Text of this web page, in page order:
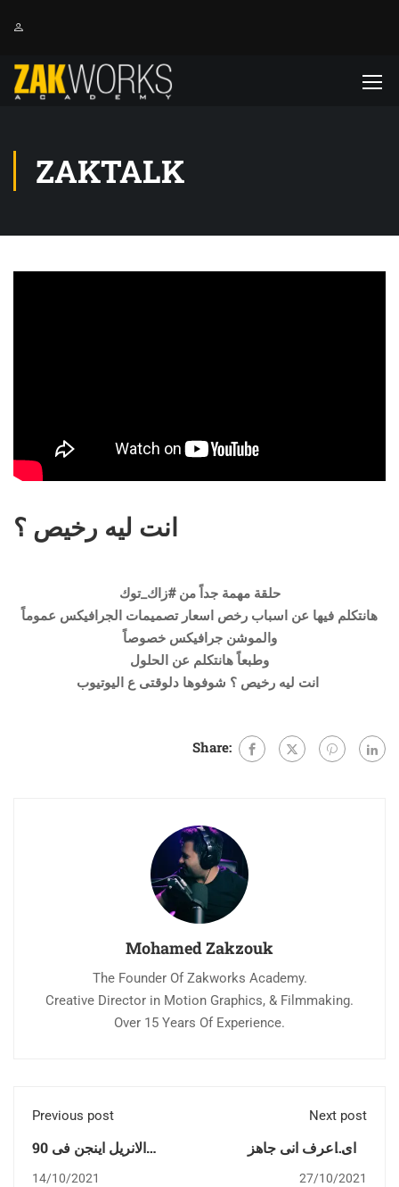
ZAKTALK
انت ليه رخيص ؟
حلقة مهمة جداً من #زاك_توك
هانتكلم فيها عن اسباب رخص اسعار تصميمات الجرافيكس عموماً
والموشن جرافيكس خصوصاً
وطبعاً هانتكلم عن الحلول
Share:
Mohamed Zakzouk
The Founder Of Zakworks Academy.
Creative Director in Motion Graphics, & Filmmaking.
Over 15 Years Of Experience.
Previous post
الانريل اينجن فى 90
دقيقة
14/10/2021
Next post
ازاى اعرف انى جاهز
لسوق العمل ؟
27/10/2021